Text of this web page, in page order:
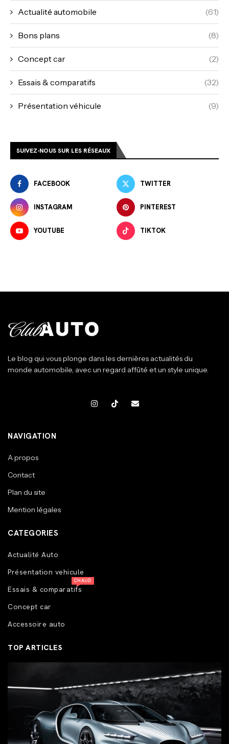
Actualité automobile (61)
Bons plans (8)
Concept car (2)
Essais & comparatifs (32)
Présentation véhicule (9)
SUIVEZ-NOUS SUR LES RÉSEAUX
FACEBOOK TWITTER
INSTAGRAM PINTEREST
YOUTUBE TIKTOK
Le blog qui vous plonge dans les dernières actualités du
monde automobile, avec un regard affûté et un style unique.
NAVIGATION
A propos
Contact
Plan du site
Mention légales
CATEGORIES
Actualité Auto
Présentation vehicule
Essais & comparatifs
CHAUD
Concept car
Accessoire auto
TOP ARTICLES